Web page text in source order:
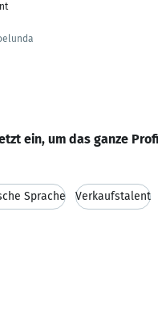
ein, um das ganze
Sprache Verkaufstalent